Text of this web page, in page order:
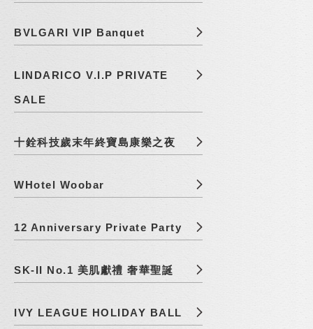
BVLGARI VIP Banquet
LINDARICO V.I.P PRIVATE
SALE
十銓科技歲末年終寶島康樂之夜
WHotel Woobar
12 Anniversary Private Party
SK-II No.1 美肌獻禮 奢華聖誕
IVY LEAGUE HOLIDAY BALL